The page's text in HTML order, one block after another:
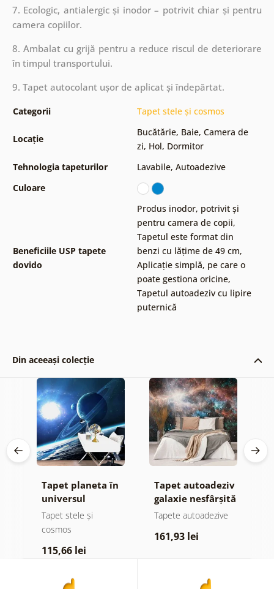
7. Ecologic, antialergic și inodor – potrivit chiar și pentru
camera copiilor.
8. Ambalat cu grijă pentru a reduce riscul de deteriorare
în timpul transportului.
9. Tapet autocolant ușor de aplicat și îndepărtat.
Categorii Tapet stele și cosmos
Locație
Bucătărie, Baie, Camera de
zi, Hol, Dormitor
Tehnologia tapeturilor
Lavabile, Autoadezive
Culoare
Beneficiile USP tapete
dovido
Produs inodor, potrivit și
pentru camera de copii,
Tapetul este format din
benzi cu lățime de 49 cm,
Aplicație simplă, pe care o
poate gestiona oricine,
Tapetul autoadeziv cu lipire
puternică
Din aceeași colecție
Tapet planeta în
universul
Tapet stele și
cosmos
115,66 lei
Tapet autoadeziv
galaxie nesfârșită
Tapete autoadezive
161,93 lei